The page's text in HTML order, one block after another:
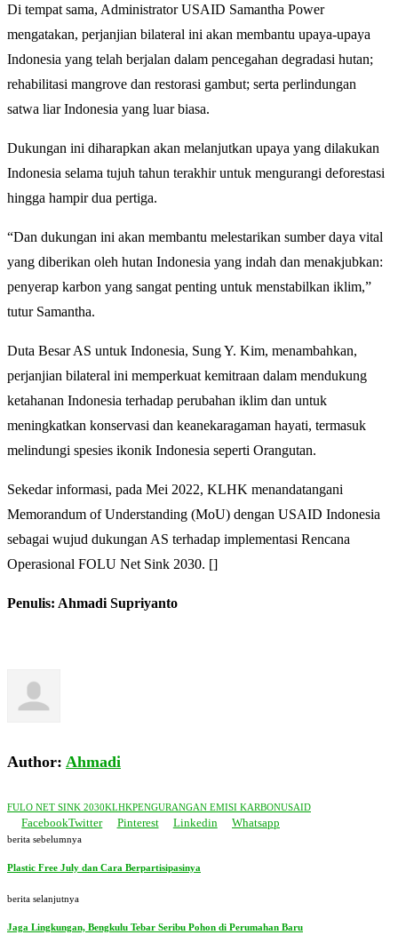
Di tempat sama, Administrator USAID Samantha Power
mengatakan, perjanjian bilateral ini akan membantu upaya-upaya
Indonesia yang telah berjalan dalam pencegahan degradasi hutan;
rehabilitasi mangrove dan restorasi gambut; serta perlindungan
satwa liar Indonesia yang luar biasa.
Dukungan ini diharapkan akan melanjutkan upaya yang dilakukan
Indonesia selama tujuh tahun terakhir untuk mengurangi deforestasi
hingga hampir dua pertiga.
“Dan dukungan ini akan membantu melestarikan sumber daya vital
yang diberikan oleh hutan Indonesia yang indah dan menakjubkan:
penyerap karbon yang sangat penting untuk menstabilkan iklim,”
tutur Samantha.
Duta Besar AS untuk Indonesia, Sung Y. Kim, menambahkan,
perjanjian bilateral ini memperkuat kemitraan dalam mendukung
ketahanan Indonesia terhadap perubahan iklim dan untuk
meningkatkan konservasi dan keanekaragaman hayati, termasuk
melindungi spesies ikonik Indonesia seperti Orangutan.
Sekedar informasi, pada Mei 2022, KLHK menandatangani
Memorandum of Understanding (MoU) dengan USAID Indonesia
sebagai wujud dukungan AS terhadap implementasi Rencana
Operasional FOLU Net Sink 2030. []
Penulis: Ahmadi Supriyanto
Author: Ahmadi
FULO NET SINK 2030KLHKPENGURANGAN EMISI KARBONUSAID
FacebookTwitter Pinterest Linkedin Whatsapp
berita sebelumnya
Plastic Free July dan Cara Berpartisipasinya
berita selanjutnya
Jaga Lingkungan, Bengkulu Tebar Seribu Pohon di Perumahan Baru